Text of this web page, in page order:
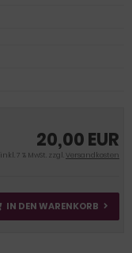
20,00 EUR
inkl. 7 % MwSt. zzgl.Versandkosten
IN DEN WARENKORB